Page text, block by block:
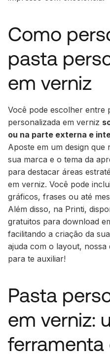
Como
pasta
em verniz
Você pode escolher entre
personalizada em verniz
ou na parte externa e
Aposte em um design que
sua marca e o tema da
para destacar áreas
em verniz. Você pode
gráficos, frases ou até
Além disso, na Printi,
gratuitos para download
facilitando a criação da
ajuda com o layout,
para te auxiliar!
Pasta
em verniz: